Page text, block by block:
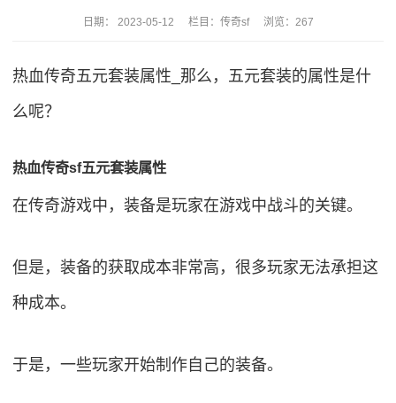
日期： 2023-05-12 栏目： 传奇sf 浏览：267
热血传奇五元套装属性_那么，五元套装的属性是什
么呢？
热血传奇sf五元套装属性
在传奇游戏中，装备是玩家在游戏中战斗的关键。
但是，装备的获取成本非常高，很多玩家无法承担这
种成本。
于是，一些玩家开始制作自己的装备。